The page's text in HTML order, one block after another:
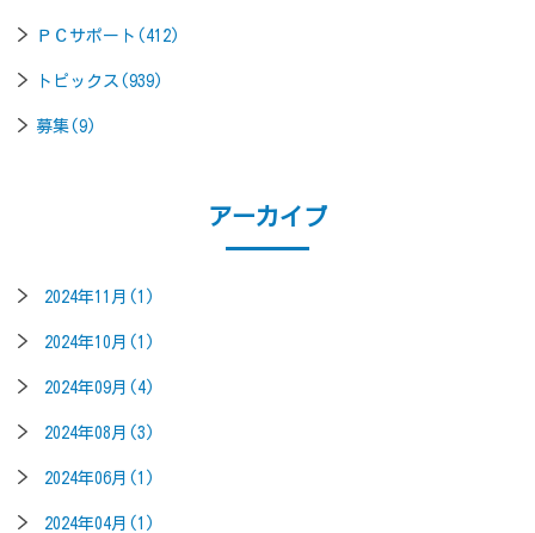
ＰＣサポート(412)
トピックス(939)
募集(9)
アーカイブ
2024年11月(1)
2024年10月(1)
2024年09月(4)
2024年08月(3)
2024年06月(1)
2024年04月(1)